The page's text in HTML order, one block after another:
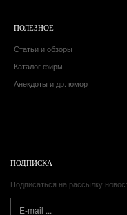
ПОЛЕЗНОЕ
Статьи и обзоры
Каталог фирм
Анекдоты и др. юмор
ПОДПИСКА
Подписаться на рассылку